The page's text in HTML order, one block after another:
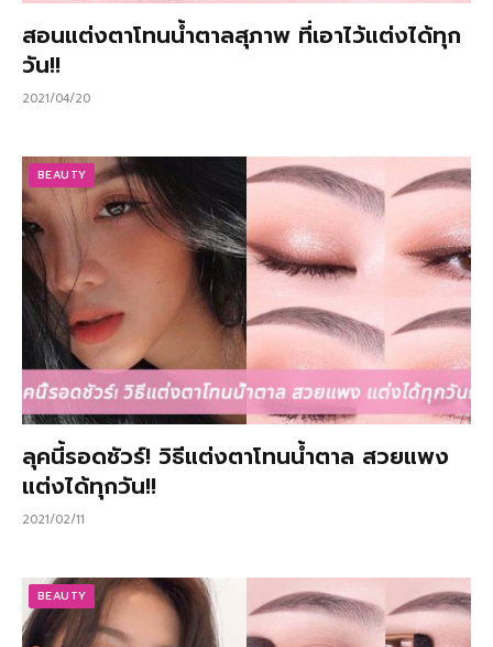
สอนแต่งตาโทนน้ำตาลสุภาพ ที่เอาไว้แต่งได้ทุก
วัน!!
2021/04/20
BEAUTY
ลุคนี้รอดชัวร์! วิธีแต่งตาโทนน้ำตาล สวยแพง
แต่งได้ทุกวัน!!
2021/02/11
BEAUTY